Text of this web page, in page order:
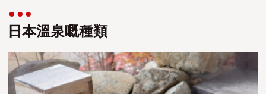
日本溫泉嘅種類